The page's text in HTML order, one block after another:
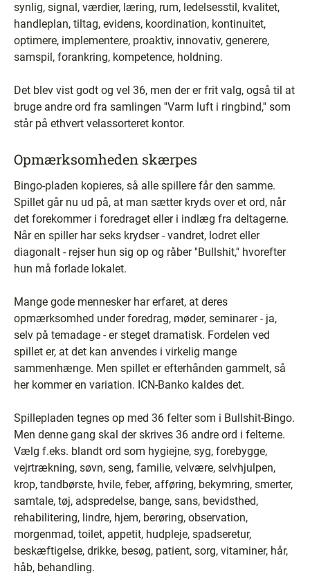
synlig, signal, værdier, læring, rum, ledelsesstil, kvalitet,
handleplan, tiltag, evidens, koordination, kontinuitet,
optimere, implementere, proaktiv, innovativ, generere,
samspil, forankring, kompetence, holdning.
Det blev vist godt og vel 36, men der er frit valg, også til at
bruge andre ord fra samlingen ''Varm luft i ringbind,'' som
står på ethvert velassorteret kontor.
Opmærksomheden skærpes
Bingo-pladen kopieres, så alle spillere får den samme.
Spillet går nu ud på, at man sætter kryds over et ord, når
det forekommer i foredraget eller i indlæg fra deltagerne.
Når en spiller har seks krydser - vandret, lodret eller
diagonalt - rejser hun sig op og råber ''Bullshit,'' hvorefter
hun må forlade lokalet.
Mange gode mennesker har erfaret, at deres
opmærksomhed under foredrag, møder, seminarer - ja,
selv på temadage - er steget dramatisk. Fordelen ved
spillet er, at det kan anvendes i virkelig mange
sammenhænge. Men spillet er efterhånden gammelt, så
her kommer en variation. ICN-Banko kaldes det.
Spillepladen tegnes op med 36 felter som i Bullshit-Bingo.
Men denne gang skal der skrives 36 andre ord i felterne.
Vælg f.eks. blandt ord som hygiejne, syg, forebygge,
vejrtrækning, søvn, seng, familie, velvære, selvhjulpen,
krop, tandbørste, hvile, feber, afføring, bekymring, smerter,
samtale, tøj, adspredelse, bange, sans, bevidsthed,
rehabilitering, lindre, hjem, berøring, observation,
morgenmad, toilet, appetit, hudpleje, spadseretur,
beskæftigelse, drikke, besøg, patient, sorg, vitaminer, hår,
håb, behandling.